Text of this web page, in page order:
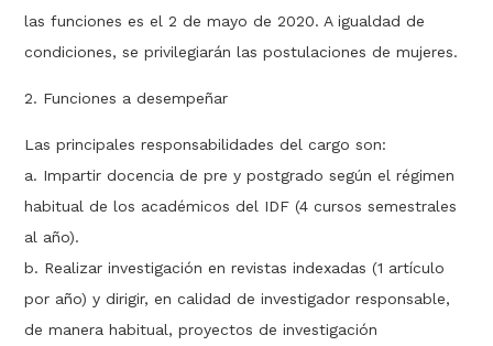
las funciones es el 2 de mayo de 2020. A igualdad de
condiciones, se privilegiarán las postulaciones de mujeres.
2. Funciones a desempeñar
Las principales responsabilidades del cargo son:
a. Impartir docencia de pre y postgrado según el régimen
habitual de los académicos del IDF (4 cursos semestrales
al año).
b. Realizar investigación en revistas indexadas (1 artículo
por año) y dirigir, en calidad de investigador responsable,
de manera habitual, proyectos de investigación